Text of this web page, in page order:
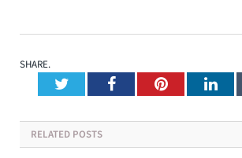
SHARE.
TwitterFacebookPinterest
RELATED POSTS